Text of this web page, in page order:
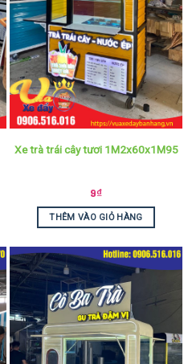
Xe trà trái cây tươi 1M2x60x1M95
9₫
THÊM VÀO GIỎ HÀNG